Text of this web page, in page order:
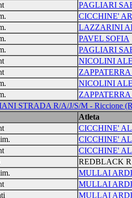
PAGLIARI
CICCHINE'
LAZZARINI
PAVEL SOFIA
PAGLIARI
NICOLINI
NICOLINI
STRADA R/A/J/S/M - Riccione
Atleta
CICCHINE'
CICCHINE'
CICCHINE'
REDBLACK
MULLAI
MULLAI
MULLAI